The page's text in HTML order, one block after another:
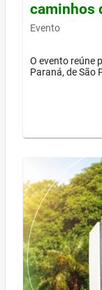
caminhos
Evento
O evento reúne
Paraná, de São